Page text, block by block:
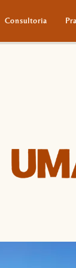
Consultoria